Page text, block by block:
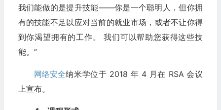
我们能做的是提升技能——你是一个聪明人，但你拥
有的技能不足以应对当前的就业市场，或者不让你得
到你渴望拥有的工作。 我们可以帮助您获得这些技
能。”
网络安全纳米学位于 2018 年 4 月在 RSA 会议
上宣布。